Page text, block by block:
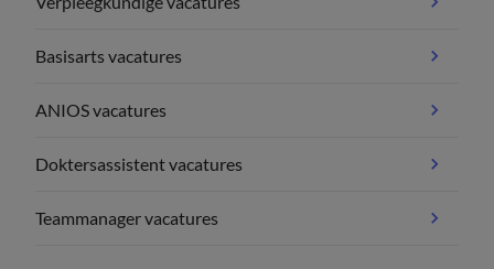
Basisarts vacatures
ANIOS vacatures
Doktersassistent vacatures
Teammanager vacatures